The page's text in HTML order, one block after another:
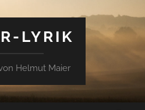
LYRIK
Helmut Maier